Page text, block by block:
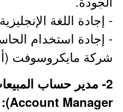
- إجادة اللغة
- إجادة استخدام
شركة مايكروسوفت
Account Manager):